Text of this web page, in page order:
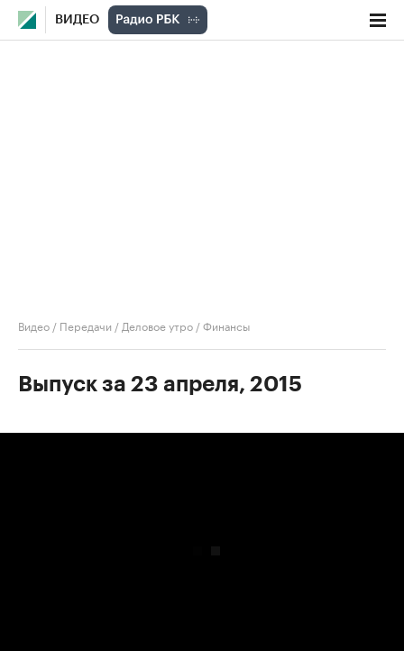
ВИДЕО
Видео / Передачи / Деловое утро /Финансы
Выпуск за 23 апреля, 2015